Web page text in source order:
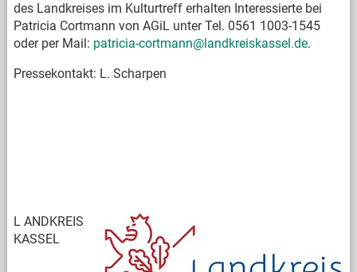
des Landkreises im Kulturtreff erhalten Interessierte bei
Patricia Cortmann von AGiL unter Tel. 0561 1003-1545
oder per Mail: patricia-cortmann@landkreiskassel.de.
Pressekontakt: L. Scharpen
L ANDKREIS
KASSEL